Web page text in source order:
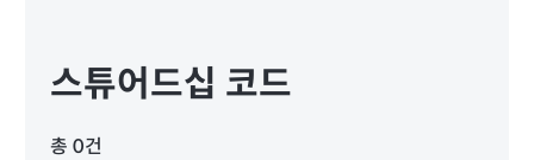
스튜어드십 코드
총 0건